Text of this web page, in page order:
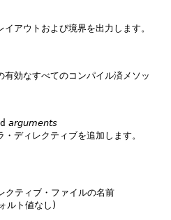
アウトおよび境界を出力します。
有効なすべてのコンパイル済メソッ
arguments
ディレクティブを追加します。
クティブ・ファイルの名前
ルト値なし)